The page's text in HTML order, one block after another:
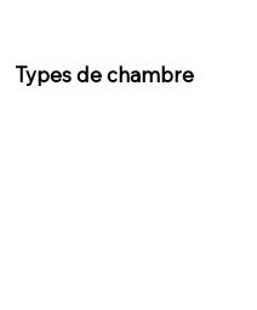
Types de chambre